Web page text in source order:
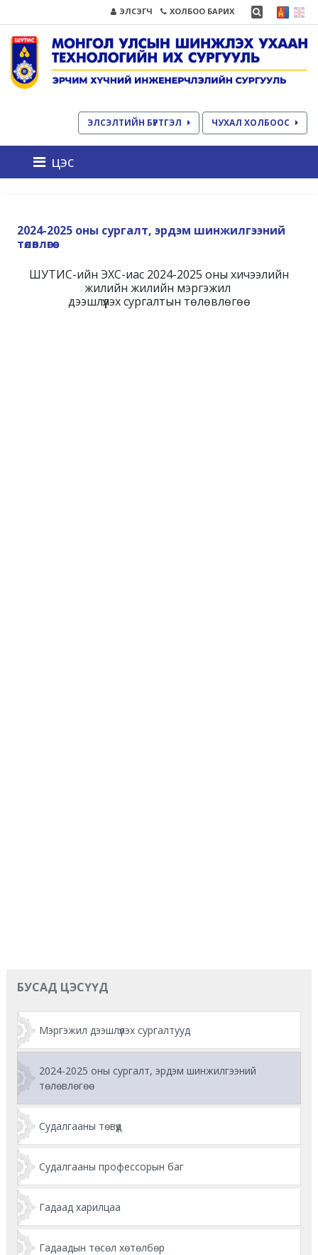
ЭЛСЭГЧ ХОЛБОО БАРИХ
ЭЛСЭЛТИЙН БҮРТГЭЛ ЧУХАЛ ХОЛБООС
цэс
2024-2025 оны сургалт, эрдэм шинжилгээний
төлөвлөгөө
ШУТИС-ийн ЭХС-иас 2024-2025 оны хичээлийн
жилийн жилийн мэргэжил
дээшлүүлэх сургалтын төлөвлөгөө
БУСАД ЦЭСҮҮД
Мэргэжил дээшлүүлэх сургалтууд
2024-2025 оны сургалт, эрдэм шинжилгээний
төлөвлөгөө
Судалгааны төвүүд
Судалгааны профессорын баг
Гадаад харилцаа
Гадаадын төсөл хөтөлбөр